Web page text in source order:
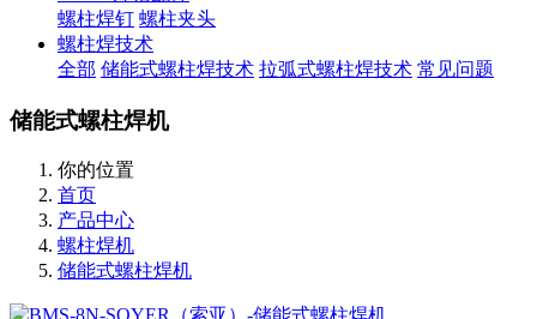
螺柱焊钉 螺柱夹头
螺柱焊技术
全部 储能式螺柱焊技术 拉弧式螺柱焊技术 常见问题
储能式螺柱焊机
你的位置
首页
产品中心
螺柱焊机
储能式螺柱焊机